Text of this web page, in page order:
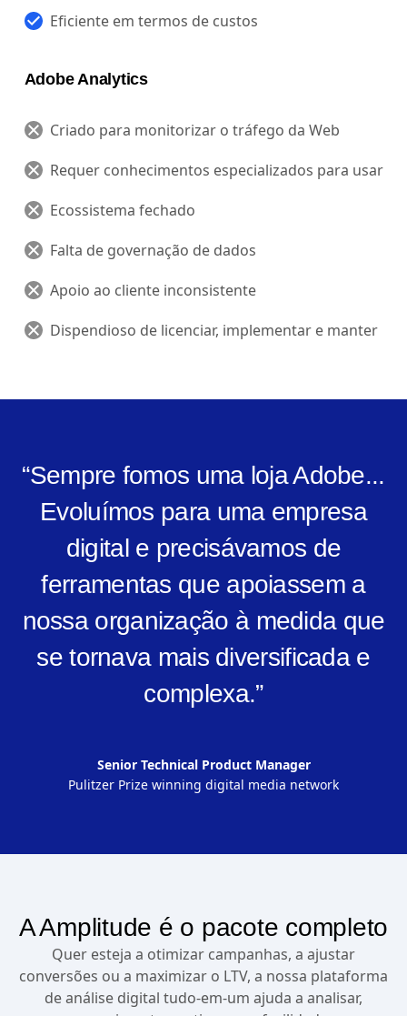
Eficiente em termos de custos
Adobe Analytics
Criado para monitorizar o tráfego da Web
Requer conhecimentos especializados para usar
Ecossistema fechado
Falta de governação de dados
Apoio ao cliente inconsistente
Dispendioso de licenciar, implementar e manter
“Sempre fomos uma loja Adobe...
Evoluímos para uma empresa
digital e precisávamos de
ferramentas que apoiassem a
nossa organização à medida que
se tornava mais diversificada e
complexa.”
Senior Technical Product Manager
Pulitzer Prize winning digital media network
A Amplitude é o pacote completo
Quer esteja a otimizar campanhas, a ajustar
conversões ou a maximizar o LTV, a nossa plataforma
de análise digital tudo-em-um ajuda a analisar,